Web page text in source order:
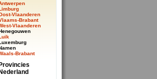
Vlaanderen
Brabant
Vlaanderen
Brabant
Provincies
Nederland